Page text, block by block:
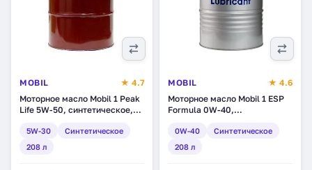
MOBIL
★ 4.7
Моторное масло Mobil 1 Peak
Life 5W-50, синтетическое,
5W-30
Синтетическое
208 л
MOBIL
★ 4.6
Моторное масло Mobil 1 ESP
Formula 0W-40,
(151493)
0W-40
Синтетическое
208 л